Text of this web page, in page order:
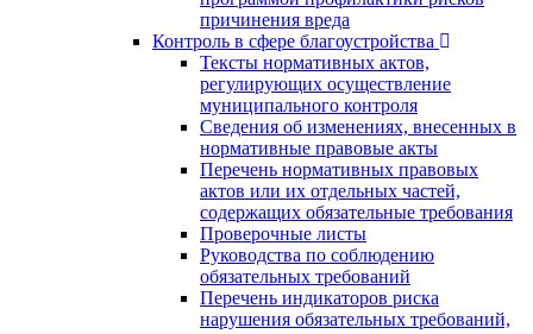
причинения вреда
Контроль в сфере благоустройства
Тексты нормативных актов,
регулирующих осуществление
муниципального контроля
Сведения об изменениях, внесенных в
нормативные правовые акты
Перечень нормативных правовых
актов или их отдельных частей,
содержащих обязательные требования
Проверочные листы
Руководства по соблюдению
обязательных требований
Перечень индикаторов риска
нарушения обязательных требований,